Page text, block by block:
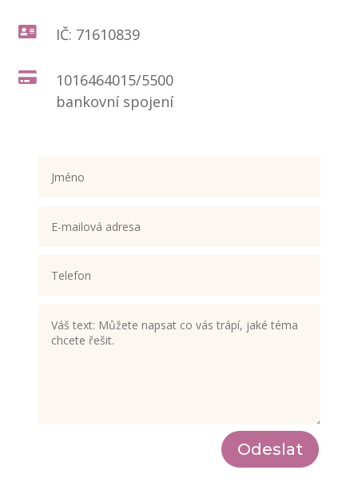
 IČ: 71610839

1016464015/5500
bankovní spojení
Odeslat